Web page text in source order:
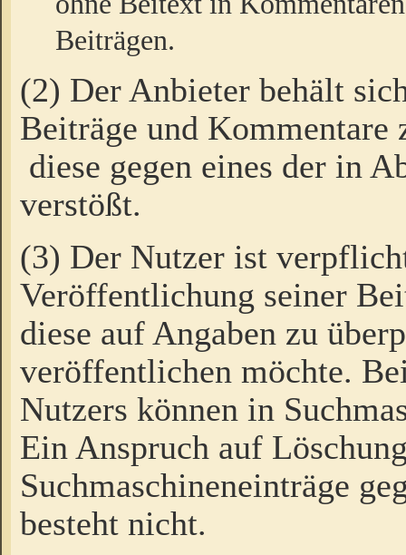
Beiträgen.
(2) Der Anbieter behält
Beiträge und Kommentare
diese gegen eines der in
verstößt.
(3) Der Nutzer ist
Veröffentlichung seiner
diese auf Angaben zu
veröffentlichen möchte.
Nutzers können in
Ein Anspruch auf
Suchmaschineneinträge
besteht nicht.